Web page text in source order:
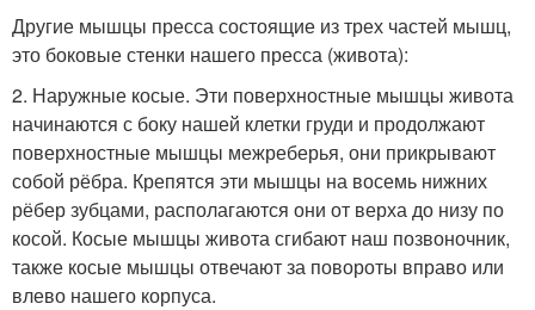
Другие мышцы пресса состоящие из трех частей мышц,
это боковые стенки нашего пресса (живота):
2. Наружные косые. Эти поверхностные мышцы живота
начинаются с боку нашей клетки груди и продолжают
поверхностные мышцы межреберья, они прикрывают
собой рёбра. Крепятся эти мышцы на восемь нижних
рёбер зубцами, располагаются они от верха до низу по
косой. Косые мышцы живота сгибают наш позвоночник,
также косые мышцы отвечают за повороты вправо или
влево нашего корпуса.